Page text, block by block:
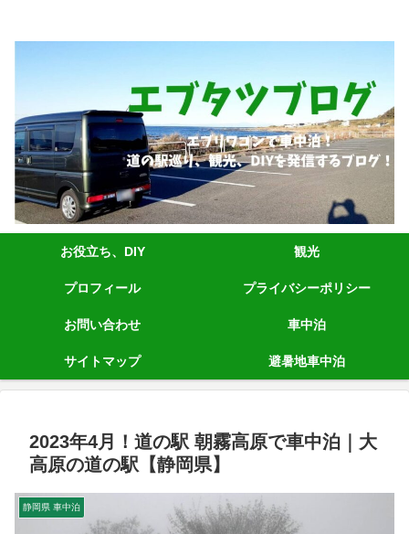
お役立ち、DIY 観光
プロフィール プライバシーポリシー
お問い合わせ 車中泊
サイトマップ 避暑地車中泊
2023年4月！道の駅 朝霧高原で車中泊｜大
高原の道の駅【静岡県】
静岡県 車中泊